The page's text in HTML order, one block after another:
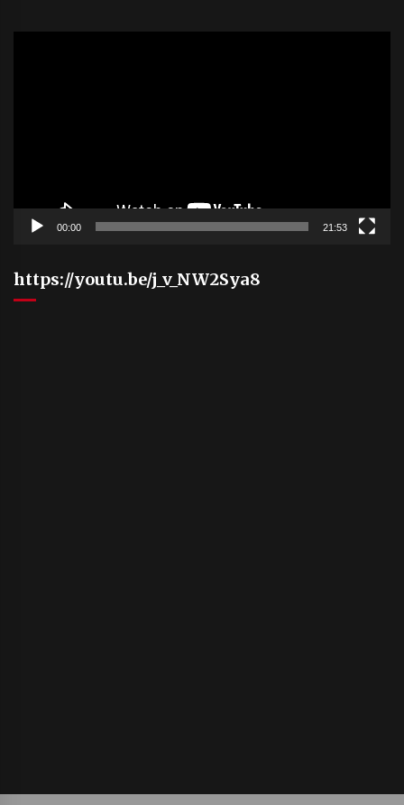
00:00 21:53
https://youtu.be/j_v_NW2Sya8